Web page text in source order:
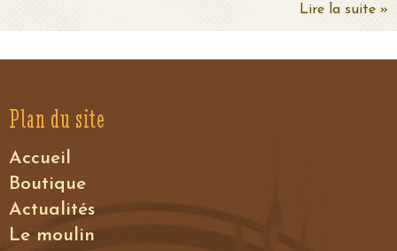
Lire la suite »
Plan du site
Accueil
Boutique
Actualités
Le moulin